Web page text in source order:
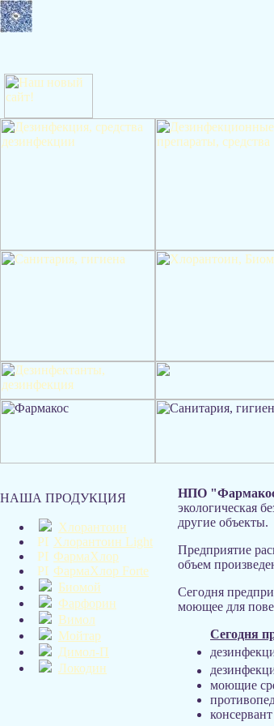
НАША ПРОДУКЦИЯ
Хлорантоин
Хлорантоин Light
ФармаХлор
ФармаХлор Forte
Биомой
Фарфорин
Вимол
Мойтар
Димол-П
Локодин
НПО
экологическая
другие объекты.
Предприятие
объем
Сегодня
моющее для
Сегодня
моющие